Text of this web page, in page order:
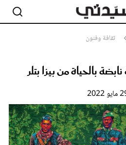
ثقافة وفنون
بالحياة من بيزا بتلر
2022